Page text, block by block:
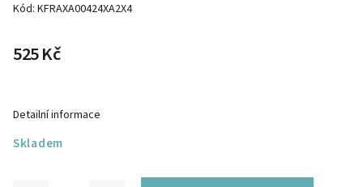
Kód: KFRAXA00424XA2X4
525 Kč
Skladem
Detailní informace